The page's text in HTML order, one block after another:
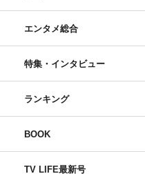
エンタメ総合
特集・インタビュー
ランキング
BOOK
TV LIFE最新号